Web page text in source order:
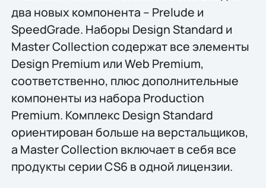
два новых компонента – Prelude и
SpeedGrade. Наборы Design Standard и
Master Collection содержат все элементы
Design Premium или Web Premium,
соответственно, плюс дополнительные
компоненты из набора Production
Premium. Комплекс Design Standard
ориентирован больше на верстальщиков,
а Master Collection включает в себя все
продукты серии CS6 в одной лицензии.